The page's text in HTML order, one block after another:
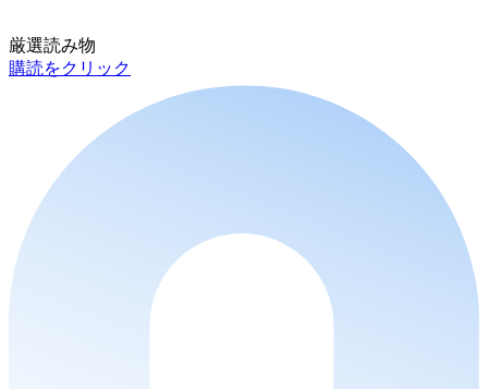
厳選読み物
購読をクリック